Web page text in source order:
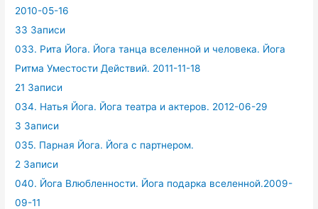
2010-05-16
33 Записи
033. Рита Йога. Йога танца вселенной и человека. Йога
Ритма Уместости Действий. 2011-11-18
21 Записи
034. Натья Йога. Йога театра и актеров. 2012-06-29
3 Записи
035. Парная Йога. Йога с партнером.
2 Записи
040. Йога Влюбленности. Йога подарка вселенной.2009-
09-11